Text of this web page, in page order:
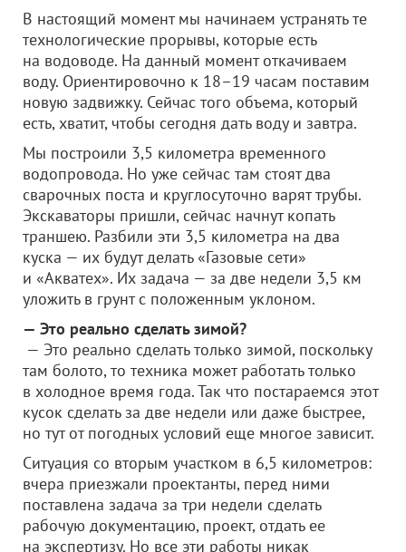
В настоящий момент мы начинаем устранять те
технологические прорывы, которые есть
на водоводе. На данный момент откачиваем
воду. Ориентировочно к 18–19 часам поставим
новую задвижку. Сейчас того объема, который
есть, хватит, чтобы сегодня дать воду и завтра.
Мы построили 3,5 километра временного
водопровода. Но уже сейчас там стоят два
сварочных поста и круглосуточно варят трубы.
Экскаваторы пришли, сейчас начнут копать
траншею. Разбили эти 3,5 километра на два
куска — их будут делать «Газовые сети»
и «Акватех». Их задача — за две недели 3,5 км
уложить в грунт с положенным уклоном.
— Это реально сделать зимой?
— Это реально сделать только зимой, поскольку
там болото, то техника может работать только
в холодное время года. Так что постараемся этот
кусок сделать за две недели или даже быстрее,
но тут от погодных условий еще многое зависит.
Ситуация со вторым участком в 6,5 километров:
вчера приезжали проектанты, перед ними
поставлена задача за три недели сделать
рабочую документацию, проект, отдать ее
на экспертизу. Но все эти работы никак